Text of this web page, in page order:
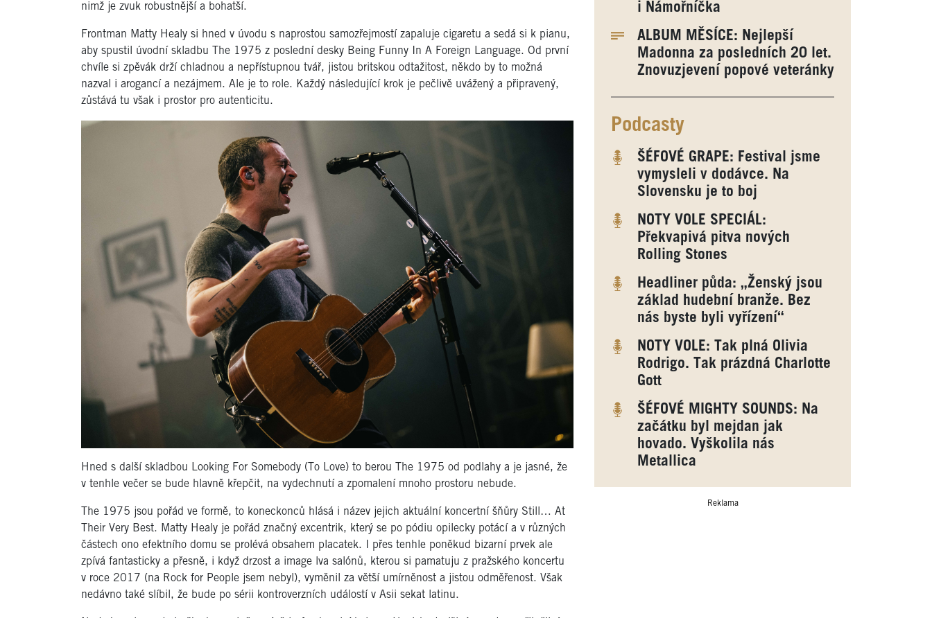
nimž je zvuk robustnější a bohatší.
Frontman Matty Healy si hned v úvodu s naprostou samozřejmostí zapaluje cigaretu a sedá si k pianu,
aby spustil úvodní skladbu The 1975 z poslední desky Being Funny In A Foreign Language. Od první
chvíle si zpěvák drží chladnou a nepřístupnou tvář, jistou britskou odtažitost, někdo by to možná
nazval i arogancí a nezájmem. Ale je to role. Každý následující krok je pečlivě uvážený a připravený,
zůstává tu však i prostor pro autenticitu.
Hned s další skladbou Looking For Somebody (To Love) to berou The 1975 od podlahy a je jasné, že
v tenhle večer se bude hlavně křepčit, na vydechnutí a zpomalení mnoho prostoru nebude.
The 1975 jsou pořád ve formě, to koneckonců hlásá i název jejich aktuální koncertní šňůry Still… At
Their Very Best. Matty Healy je pořád značný excentrik, který se po pódiu opilecky potácí a v různých
částech ono efektního domu se prolévá obsahem placatek. I přes tenhle poněkud bizarní prvek ale
zpívá fantasticky a přesně, i když drzost a image lva salónů, kterou si pamatuju z pražského koncertu
v roce 2017 (na Rock for People jsem nebyl), vyměnil za větší umírněnost a jistou odměřenost. Však
nedávno také slíbil, že bude po sérii kontroverzních událostí v Asii sekat latinu.
i Námořníčka
ALBUM MĚSÍCE: Nejlepší
Madonna za posledních 20 let.
Znovuzjevení popové veteránky
Podcasty
ŠÉFOVÉ GRAPE: Festival jsme
vymysleli v dodávce. Na
Slovensku je to boj
NOTY VOLE SPECIÁL:
Překvapivá pitva nových
Rolling Stones
Headliner půda: „Ženský jsou
základ hudební branže. Bez
nás byste byli vyřízení“
NOTY VOLE: Tak plná Olivia
Rodrigo. Tak prázdná Charlotte
Gott
ŠÉFOVÉ MIGHTY SOUNDS: Na
začátku byl mejdan jak
hovado. Vyškolila nás
Metallica
Reklama